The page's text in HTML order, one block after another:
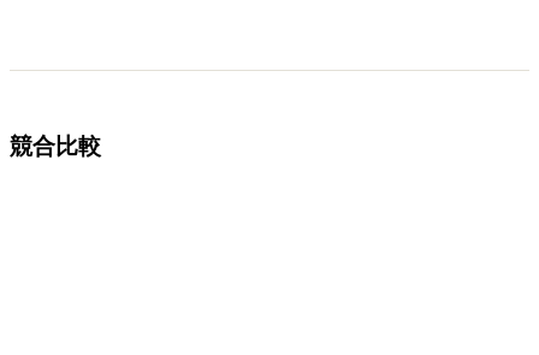
競合比較